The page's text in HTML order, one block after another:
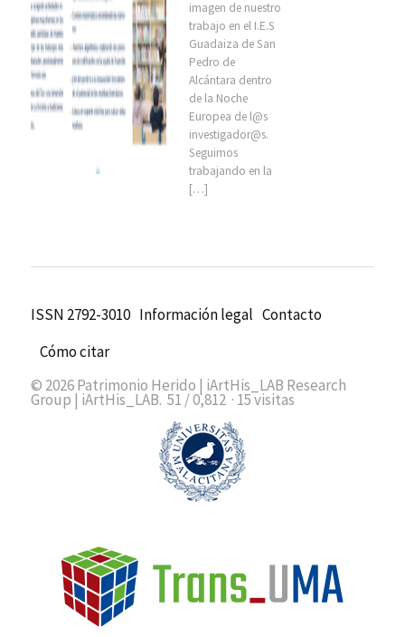
imagen de nuestro
trabajo en el I.E.S
Guadaiza de San
Pedro de
Alcántara dentro
de la Noche
Europea de l@s
investigador@s.
Seguimos
trabajando en la
[…]
ISSN 2792-3010 Información legal Contacto
Cómo citar
© 2026Patrimonio Herido | iArtHis_LAB Research
Group | iArtHis_LAB. 51 / 0,812· 15 visitas